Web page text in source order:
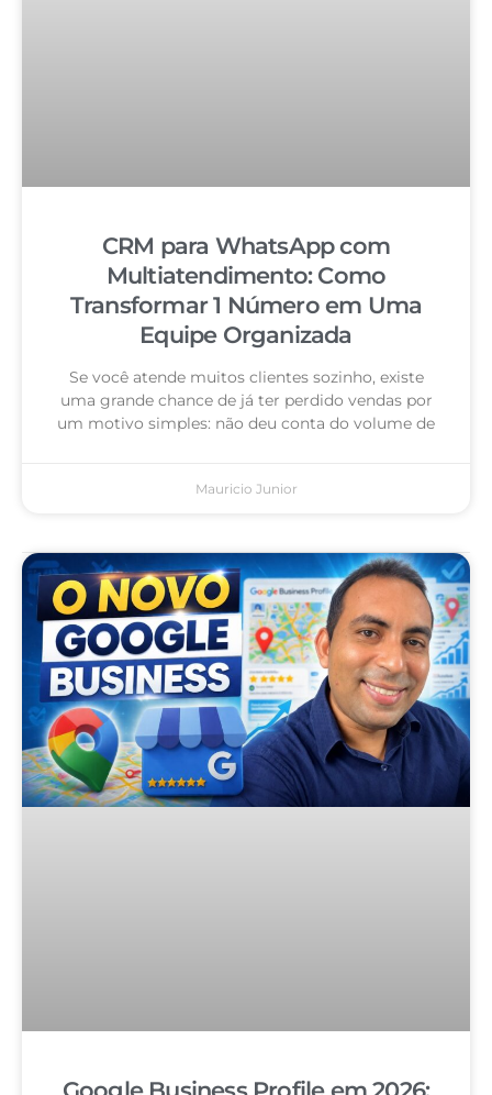
CRM para WhatsApp com
Multiatendimento: Como
Transformar 1 Número em Uma
Equipe Organizada
Se você atende muitos clientes sozinho, existe
uma grande chance de já ter perdido vendas por
um motivo simples: não deu conta do volume de
Mauricio Junior
Google Business Profile em 2026: